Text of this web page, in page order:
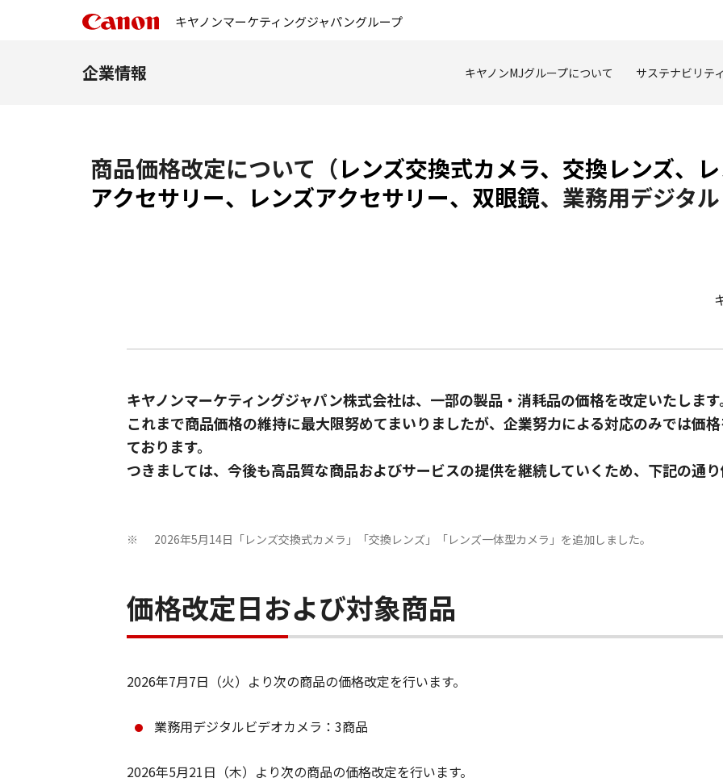
キヤノンマーケティングジャパングループ
企業情報 キヤノンMJグループについて サステナビリティ
商品価格改定について（レンズ交換式カメラ、交換レンズ、
アクセサリー、レンズアクセサリー、双眼鏡、業務用デジタル
キヤノンマーケティングジャパン株式会社は、一部の製品・消耗品の価格を改定いたします
これまで商品価格の維持に最大限努めてまいりましたが、企業努力による対応のみでは価
ております。
つきましては、今後も高品質な商品およびサービスの提供を継続していくため、下記の通り
※ 2026年5月14日「レンズ交換式カメラ」「交換レンズ」「レンズ一体型カメラ」を追加しました。
価格改定日および対象商品
2026年7月7日（火）より次の商品の価格改定を行います。
業務用デジタルビデオカメラ：3商品
2026年5月21日（木）より次の商品の価格改定を行います。